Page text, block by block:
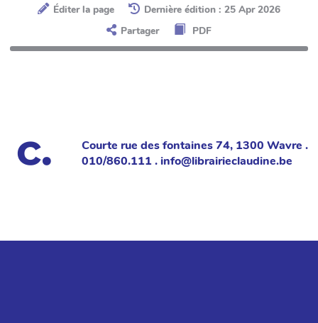
Éditer la page
Dernière édition : 25 Apr 2026
Partager
PDF
Courte rue des fontaines 74, 1300 Wavre .
010/860.111 . info@librairieclaudine.be